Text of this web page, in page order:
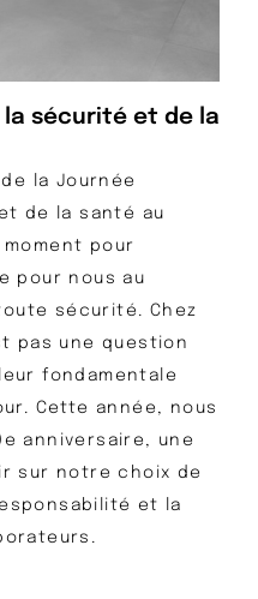
sécurité et de la
la Journée
de la santé au
pour
pour nous au
sécurité. Chez
pas une question
fondamentale
Cette année, nous
anniversaire, une
sur notre choix de
et la